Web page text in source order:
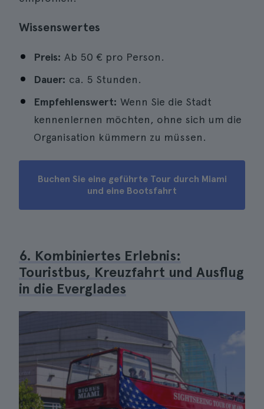
Wissenswertes
Preis: Ab 50 € pro Person.
Dauer: ca. 5 Stunden.
Empfehlenswert: Wenn Sie die Stadt
kennenlernen möchten, ohne sich um die
Organisation kümmern zu müssen.
Buchen Sie eine geführte Tour durch Miami
und eine Bootsfahrt
6. Kombiniertes Erlebnis:
Touristbus, Kreuzfahrt und Ausflug
in die Everglades